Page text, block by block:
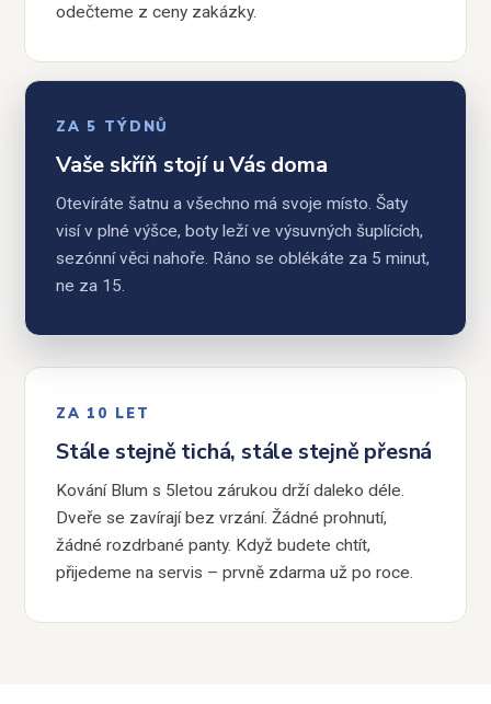
odečteme z ceny zakázky.
ZA 5 TÝDNŮ
Vaše skříň stojí u Vás doma
Otevíráte šatnu a všechno má svoje místo. Šaty
visí v plné výšce, boty leží ve výsuvných šuplících,
sezónní věci nahoře. Ráno se oblékáte za 5 minut,
ne za 15.
ZA 10 LET
Stále stejně tichá, stále stejně přesná
Kování Blum s 5letou zárukou drží daleko déle.
Dveře se zavírají bez vrzání. Žádné prohnutí,
žádné rozdrbané panty. Když budete chtít,
přijedeme na servis – prvně zdarma už po roce.